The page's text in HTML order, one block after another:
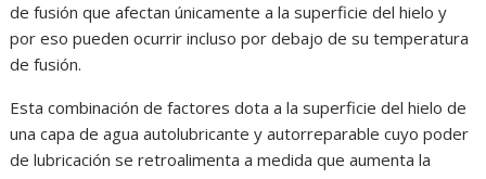
de fusión que afectan únicamente a la superficie del hielo y
por eso pueden ocurrir incluso por debajo de su temperatura
de fusión.
Esta combinación de factores dota a la superficie del hielo de
una capa de agua autolubricante y autorreparable cuyo poder
de lubricación se retroalimenta a medida que aumenta la